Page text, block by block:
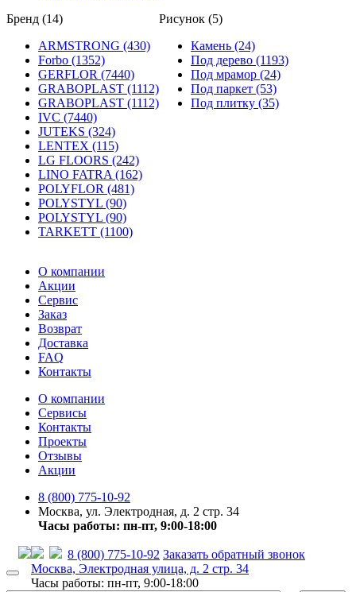
Бренд (14)
ARMSTRONG (430)
Forbo (1352)
GERFLOR (7440)
GRABOPLAST (1112)
GRABOPLAST (1112)
IVC (7440)
JUTEKS (324)
LENTEX (115)
LG FLOORS (242)
LINO FATRA (162)
POLYFLOR (481)
POLYSTYL (90)
POLYSTYL (90)
TARKETT (1100)
Рисунок (5)
Камень (24)
Под дерево (1193)
Под мрамор (24)
Под паркет (53)
Под плитку (35)
О компании
Акции
Сервис
Заказ
Возврат
Доставка
FAQ
Контакты
О компании
Сервисы
Контакты
Проекты
Отзывы
Акции
8 (800) 775-10-92
Москва, ул. Электродная, д. 2 стр. 34
Часы работы: пн-пт, 9:00-18:00
8 (800) 775-10-92 Заказать обратный звонок
Москва, Электродная улица, д. 2 стр. 34
Часы работы: пн-пт, 9:00-18:00